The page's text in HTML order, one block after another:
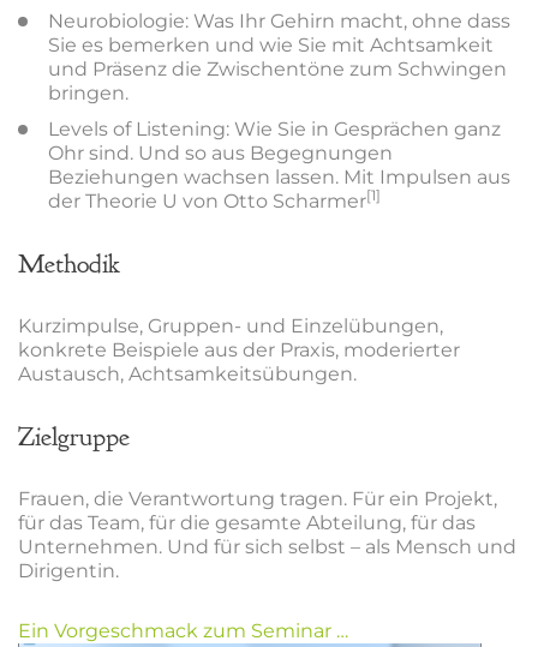
Neurobiologie: Was Ihr Gehirn macht, ohne dass
Sie es bemerken und wie Sie mit Achtsamkeit
und Präsenz die Zwischentöne zum Schwingen
bringen.
Levels of Listening: Wie Sie in Gesprächen ganz
Ohr sind. Und so aus Begegnungen
Beziehungen wachsen lassen. Mit Impulsen aus
der Theorie U von Otto Scharmer[1]
Methodik
Kurzimpulse, Gruppen- und Einzelübungen,
konkrete Beispiele aus der Praxis, moderierter
Austausch, Achtsamkeitsübungen.
Zielgruppe
Frauen, die Verantwortung tragen. Für ein Projekt,
für das Team, für die gesamte Abteilung, für das
Unternehmen. Und für sich selbst – als Mensch und
Dirigentin.
Ein Vorgeschmack zum Seminar …